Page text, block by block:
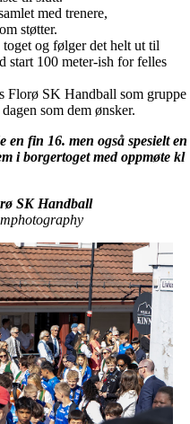
med trenere,
støtter.
og følger det helt ut til
start 100 meter-ish for felles
Florø SK Handball som gruppe
som dem ønsker.
en fin 16. men også spesielt en
i borgertoget med oppmøte kl
SK Handball